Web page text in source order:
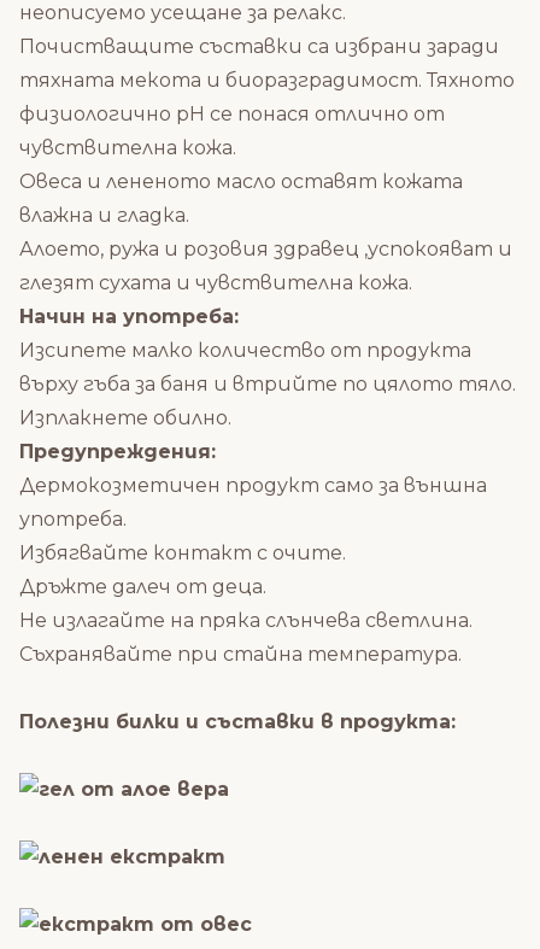
неописуемо усещане за релакс.
Почистващите съставки са избрани заради
тяхната мекота и биоразградимост. Тяхното
физиологично рН се понася отлично от
чувствителна кожа.
Овеса и лененото масло оставят кожата
влажна и гладка.
Алоето, ружа и розовия здравец ,успокояват и
глезят сухата и чувствителна кожа.
Начин на употреба:
Изсипете малко количество от продукта
върху гъба за баня и втрийте по цялото тяло.
Изплакнете обилно.
Предупреждения:
Дермокозметичен продукт само за външна
употреба.
Избягвайте контакт с очите.
Дръжте далеч от деца.
Не излагайте на пряка слънчева светлина.
Съхранявайте при стайна температура.
Полезни билки и съставки в продукта: